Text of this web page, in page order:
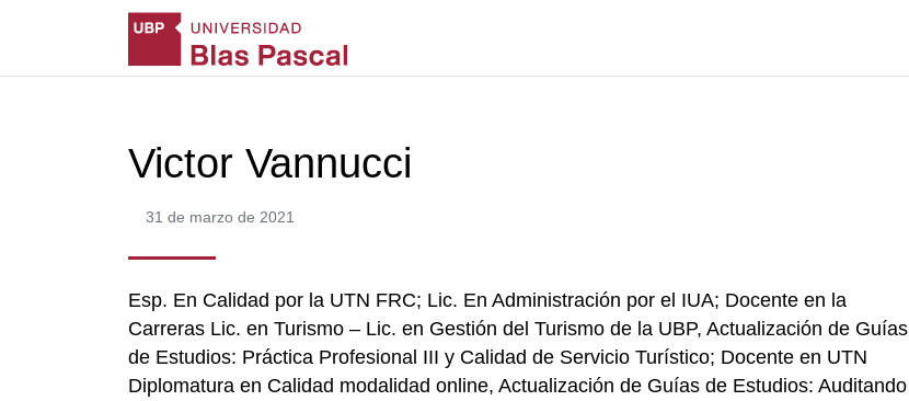
Victor Vannucci
31 de marzo de 2021
Esp. En Calidad por la UTN FRC; Lic. En Administración por el IUA; Docente en la
Carreras Lic. en Turismo – Lic. en Gestión del Turismo de la UBP, Actualización de Guías
de Estudios: Práctica Profesional III y Calidad de Servicio Turístico; Docente en UTN
Diplomatura en Calidad modalidad online, Actualización de Guías de Estudios: Auditando